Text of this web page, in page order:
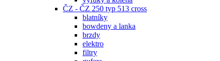
ČZ - ČZ 250 typ 513 cross
blatníky
bowdeny a lanka
brzdy
elektro
filtry